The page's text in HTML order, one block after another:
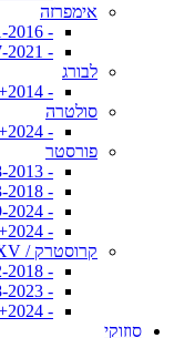
אימפרזה
- 2011-2016
- 2017-2021
לבורג
- 2014+
סולטרה
- 2024+
פורסטר
- 2008-2013
- 2013-2018
- 2019-2024
- 2024+
קרוסטרק / XV
- 2012-2018
- 2018-2023
- 2024+
סוזוקי